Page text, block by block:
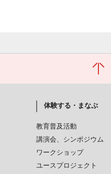
体験する・まなぶ
教育普及活動
講演会、シンポジウム
ワークショップ
ユースプロジェクト